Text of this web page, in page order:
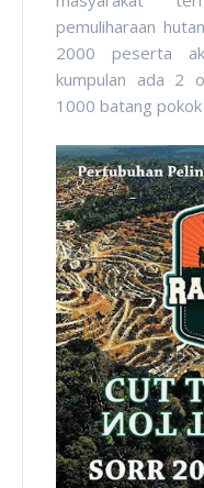
pemuliharaan
2000 peserta
kumpulan ada 2
1000 batang